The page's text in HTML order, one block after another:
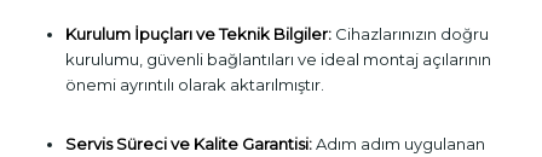
Kurulum İpuçları ve Teknik Bilgiler:Cihazlarınızın doğru
kurulumu, güvenli bağlantıları ve ideal montaj açılarının
önemi ayrıntılı olarak aktarılmıştır.
Servis Süreci ve Kalite Garantisi:Adım adım uygulanan